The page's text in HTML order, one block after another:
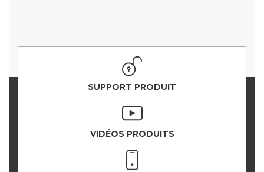
SUPPORT PRODUIT
VIDÉOS PRODUITS